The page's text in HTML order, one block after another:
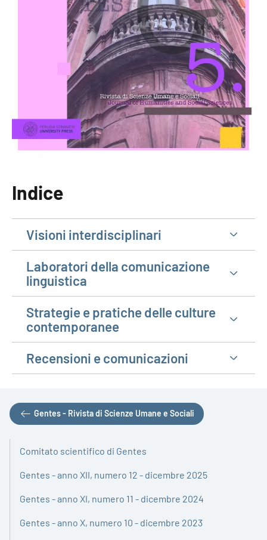
Indice
Visioni interdisciplinari
Laboratori della comunicazione
linguistica
Strategie e pratiche delle culture
contemporanee
Recensioni e comunicazioni
Gentes - Rivista di Scienze Umane e Sociali
Comitato scientifico di Gentes
Gentes - anno XII, numero 12 - dicembre 2025
Gentes - anno XI, numero 11 - dicembre 2024
Gentes - anno X, numero 10 - dicembre 2023